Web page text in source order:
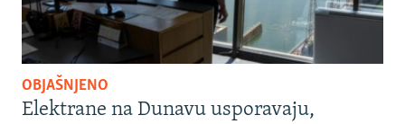
OBJAŠNJENO
Elektrane na Dunavu usporavaju,